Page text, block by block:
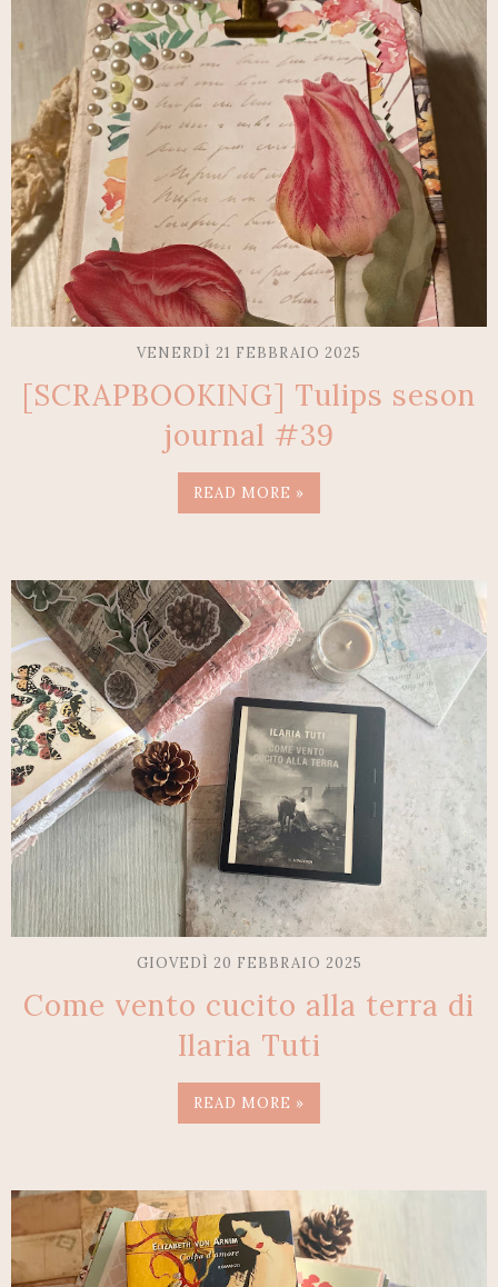
VENERDÌ 21 FEBBRAIO 2025
[SCRAPBOOKING] Tulips seson
journal #39
READ MORE »
GIOVEDÌ 20 FEBBRAIO 2025
Come vento cucito alla terra di
Ilaria Tuti
READ MORE »